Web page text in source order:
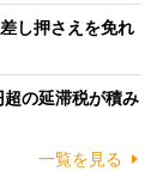
し押さえを免れ
の延滞税が積み
一覧を見る